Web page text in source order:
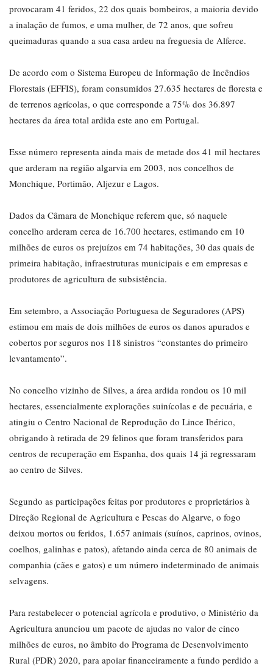
provocaram 41 feridos, 22 dos quais bombeiros, a maioria devido
a inalação de fumos, e uma mulher, de 72 anos, que sofreu
queimaduras quando a sua casa ardeu na freguesia de Alferce.
De acordo com o Sistema Europeu de Informação de Incêndios
Florestais (EFFIS), foram consumidos 27.635 hectares de floresta e
de terrenos agrícolas, o que corresponde a 75% dos 36.897
hectares da área total ardida este ano em Portugal.
Esse número representa ainda mais de metade dos 41 mil hectares
que arderam na região algarvia em 2003, nos concelhos de
Monchique, Portimão, Aljezur e Lagos.
Dados da Câmara de Monchique referem que, só naquele
concelho arderam cerca de 16.700 hectares, estimando em 10
milhões de euros os prejuízos em 74 habitações, 30 das quais de
primeira habitação, infraestruturas municipais e em empresas e
produtores de agricultura de subsistência.
Em setembro, a Associação Portuguesa de Seguradores (APS)
estimou em mais de dois milhões de euros os danos apurados e
cobertos por seguros nos 118 sinistros “constantes do primeiro
levantamento”.
No concelho vizinho de Silves, a área ardida rondou os 10 mil
hectares, essencialmente explorações suinícolas e de pecuária, e
atingiu o Centro Nacional de Reprodução do Lince Ibérico,
obrigando à retirada de 29 felinos que foram transferidos para
centros de recuperação em Espanha, dos quais 14 já regressaram
ao centro de Silves.
Segundo as participações feitas por produtores e proprietários à
Direção Regional de Agricultura e Pescas do Algarve, o fogo
deixou mortos ou feridos, 1.657 animais (suínos, caprinos, ovinos,
coelhos, galinhas e patos), afetando ainda cerca de 80 animais de
companhia (cães e gatos) e um número indeterminado de animais
selvagens.
Para restabelecer o potencial agrícola e produtivo, o Ministério da
Agricultura anunciou um pacote de ajudas no valor de cinco
milhões de euros, no âmbito do Programa de Desenvolvimento
Rural (PDR) 2020, para apoiar financeiramente a fundo perdido a